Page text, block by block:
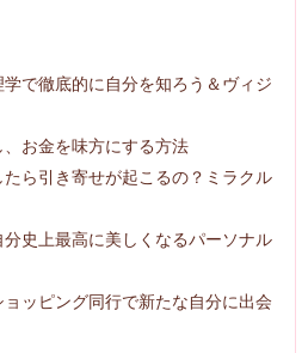
で徹底的に自分を知ろう＆ヴィジ
お金を味方にする方法
ら引き寄せが起こるの？ミラクル
史上最高に美しくなるパーソナル
ッピング同行で新たな自分に出会